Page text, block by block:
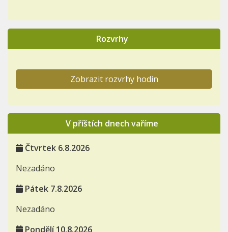
Rozvrhy
Zobrazit rozvrhy hodin
V příštích dnech vaříme
Čtvrtek 6.8.2026
Nezadáno
Pátek 7.8.2026
Nezadáno
Pondělí 10.8.2026